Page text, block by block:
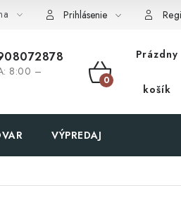
Prihlásenie
8:00 –
NÁKUPNÝ
Prázdny
košík
VÝPREDAJ